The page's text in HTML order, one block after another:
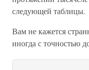
следующей таблицы.
Вам не кажется
иногда с точностью